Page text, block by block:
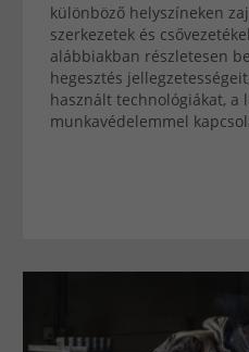
különböző helyszíneken
szerkezetek és
alábbiakban részletesen
hegesztés
használt technológiákat, a
munkavédelemmel